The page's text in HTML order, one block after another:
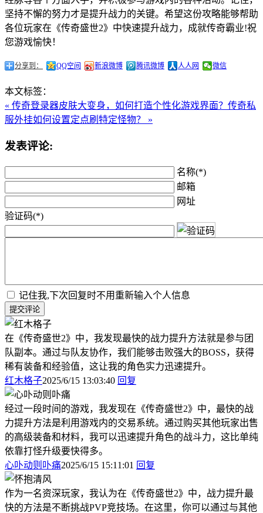
坚持不懈的努力才是提升战力的关键。希望这份攻略能够帮助
各位玩家在《传奇盛世2》中快速提升战力，成就传奇霸业!祝
您游戏愉快！
分享到： QQ空间 新浪微博 腾讯微博 人人网 微信
本文标签：
« 传奇登录器皮肤大变身，如何打造个性化游戏界面？ 传奇私
服外挂如何设置定点刷特定怪物？ »
发表评论:
名称(*)
邮箱
网址
验证码(*)
记住我,下次回复时不用重新输入个人信息
提交评论
在《传奇盛世2》中，我发现最快的战力提升方法就是参与团
队副本。通过与队友协作，我们能够击败强大的BOSS，获得
稀有装备和经验值，这让我的角色实力迅速提升。
红木格子2025/6/15 13:03:40 回复
经过一段时间的游戏，我发现在《传奇盛世2》中，最快的战
力提升方法是利用游戏内的交易系统。通过购买其他玩家出售
的高级装备和材料，我可以迅速提升角色的战斗力，这比单纯
依靠打怪升级要快得多。
心卟动则卟痛2025/6/15 15:11:01 回复
作为一名资深玩家，我认为在《传奇盛世2》中，战力提升最
快的方法是不断挑战PVP竞技场。在这里，你可以通过与其他